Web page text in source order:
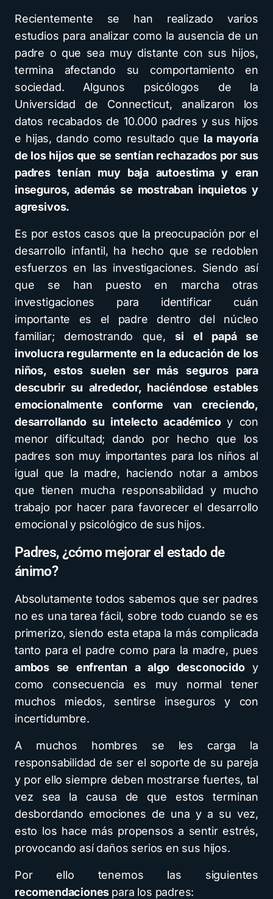
Recientemente se han realizado varios
estudios para analizar como la ausencia de un
padre o que sea muy distante con sus hijos,
termina afectando su comportamiento en
sociedad. Algunos psicólogos de la
Universidad de Connecticut, analizaron los
datos recabados de 10.000 padres y sus hijos
e hijas, dando como resultado que la mayoría
de los hijos que se sentían rechazados por sus
padres tenían muy baja autoestima y eran
inseguros, además se mostraban inquietos y
agresivos.
Es por estos casos que la preocupación por el
desarrollo infantil, ha hecho que se redoblen
esfuerzos en las investigaciones. Siendo así
que se han puesto en marcha otras
investigaciones para identificar cuán
importante es el padre dentro del núcleo
familiar; demostrando que,si el papá se
involucra regularmente en la educación de los
niños, estos suelen ser más seguros para
descubrir su alrededor, haciéndose estables
emocionalmente conforme van creciendo,
desarrollando su intelecto académicoy con
menor dificultad; dando por hecho que los
padres son muy importantes para los niños al
igual que la madre, haciendo notar a ambos
que tienen mucha responsabilidad y mucho
trabajo por hacer para favorecer el desarrollo
emocional y psicológico de sus hijos.
Padres, ¿cómo mejorar el estado de
ánimo?
Absolutamente todos sabemos que ser padres
no es una tarea fácil, sobre todo cuando se es
primerizo, siendo esta etapa la más complicada
tanto para el padre como para la madre, pues
ambos se enfrentan a algo desconocidoy
como consecuencia es muy normal tener
muchos miedos, sentirse inseguros y con
incertidumbre.
A muchos hombres se les carga la
responsabilidad de ser el soporte de su pareja
y por ello siempre deben mostrarse fuertes, tal
vez sea la causa de que estos terminan
desbordando emociones de una y a su vez,
esto los hace más propensos a sentir estrés,
provocando así daños serios en sus hijos.
Por ello tenemos las siguientes
recomendaciones para los padres: